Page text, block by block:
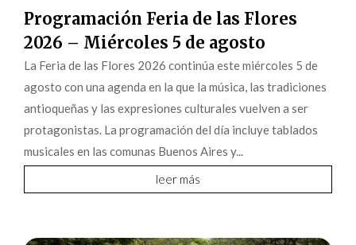
Programación Feria de las Flores
2026 – Miércoles 5 de agosto
La Feria de las Flores 2026 continúa este miércoles 5 de
agosto con una agenda en la que la música, las tradiciones
antioqueñas y las expresiones culturales vuelven a ser
protagonistas. La programación del día incluye tablados
musicales en las comunas Buenos Aires y...
leer más